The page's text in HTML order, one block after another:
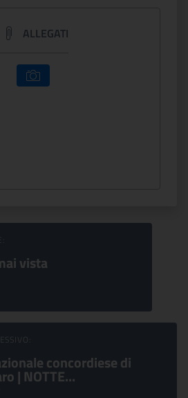
ALLEGATI
vista
concordiese di
| NOTTE...